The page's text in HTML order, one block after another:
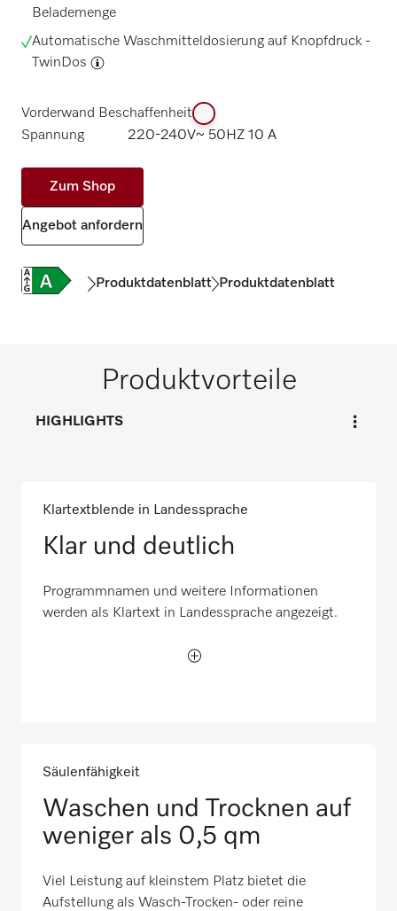
Belademenge
Automatische Waschmitteldosierung auf Knopfdruck -
TwinDos
Vorderwand Beschaffenheit
Spannung
220-240V~ 50HZ 10 A
Zum Shop
Angebot anfordern
Produktdatenblatt Produktdatenblatt
Produktvorteile
HIGHLIGHTS
Klartextblende in Landessprache
Klar und deutlich
Programmnamen und weitere Informationen
werden als Klartext in Landessprache angezeigt.
Säulenfähigkeit
Waschen und Trocknen auf
weniger als 0,5 qm
Viel Leistung auf kleinstem Platz bietet die
Aufstellung als Wasch-Trocken- oder reine